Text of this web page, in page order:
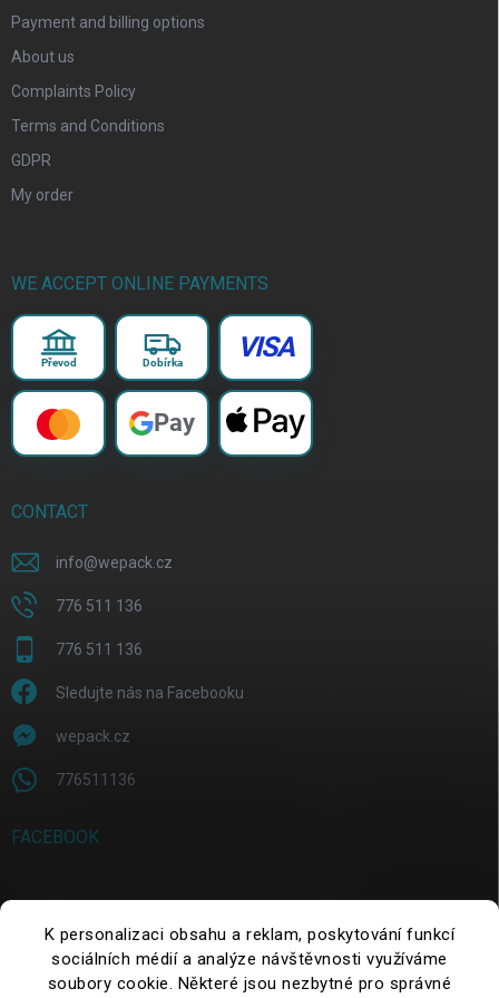
K personalizaci obsahu a reklam, poskytování funkcí
sociálních médií a analýze návštěvnosti využíváme
soubory cookie. Některé jsou nezbytné pro správné
Payment and billing options
About us
Complaints Policy
Terms and Conditions
GDPR
My order
WE ACCEPT ONLINE PAYMENTS
Převod Dobírka VISA
Pay
CONTACT
info@wepack.cz
776 511 136
776 511 136
Sledujte nás na Facebooku
wepack.cz
776511136
FACEBOOK
SEARCH
Search